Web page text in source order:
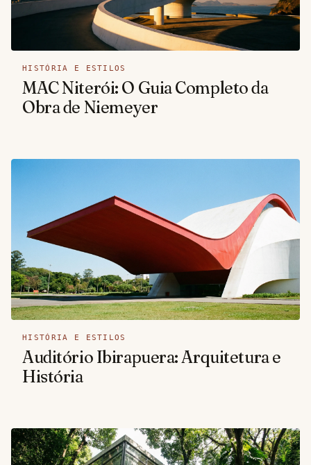
HISTÓRIA E ESTILOS
MAC Niterói: O Guia Completo da
Obra de Niemeyer
HISTÓRIA E ESTILOS
Auditório Ibirapuera: Arquitetura e
História